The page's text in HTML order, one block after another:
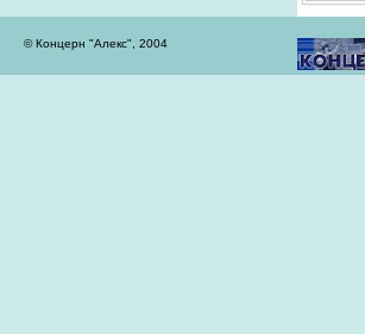
© Концерн "Алекс", 2004